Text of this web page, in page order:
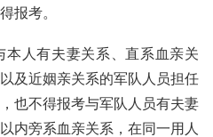
报考。
本人有夫妻关系、直系血亲关
及近姻亲关系的军队人员担任
也不得报考与军队人员有夫妻
内旁系血亲关系，在同一用人